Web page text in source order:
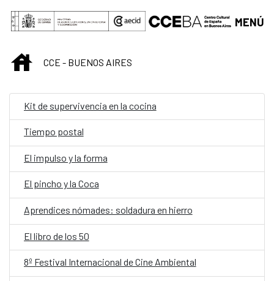
Saltar al contenido principal
MENÚ
INICIOCCE - BUENOS AIRES
Kit de supervivencia en la cocina
Tiempo postal
El impulso y la forma
El pincho y la Coca
Aprendices nómades: soldadura en hierro
El libro de los 50
8º Festival Internacional de Cine Ambiental